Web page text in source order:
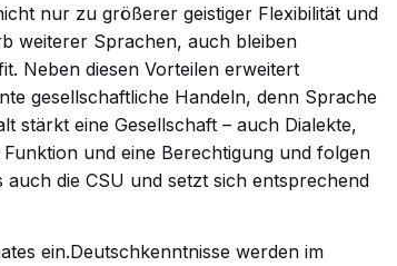
nur zu größerer geistiger Flexibilität und
weiterer Sprachen, auch bleiben
Neben diesen Vorteilen erweitert
gesellschaftliche Handeln, denn Sprache
stärkt eine Gesellschaft – auch Dialekte,
und eine Berechtigung und folgen
auch die CSU und setzt sich entsprechend
ein.Deutschkenntnisse werden im